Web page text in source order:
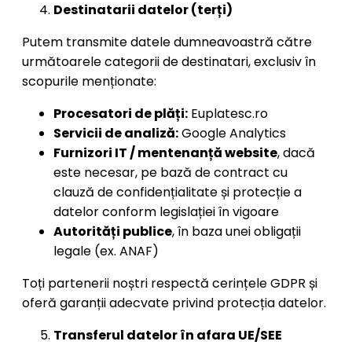
Destinatarii datelor (terți)
Putem transmite datele dumneavoastră către
următoarele categorii de destinatari, exclusiv în
scopurile menționate:
Procesatori de plăți: Euplatesc.ro
Servicii de analiză:Google Analytics
Furnizori IT / mentenanță website, dacă
este necesar, pe bază de contract cu
clauză de confidențialitate și protecție a
datelor conform legislației în vigoare
Autorități publice, în baza unei obligații
legale (ex. ANAF)
Toți partenerii noștri respectă cerințele GDPR și
oferă garanții adecvate privind protecția datelor.
Transferul datelor în afara UE/SEE